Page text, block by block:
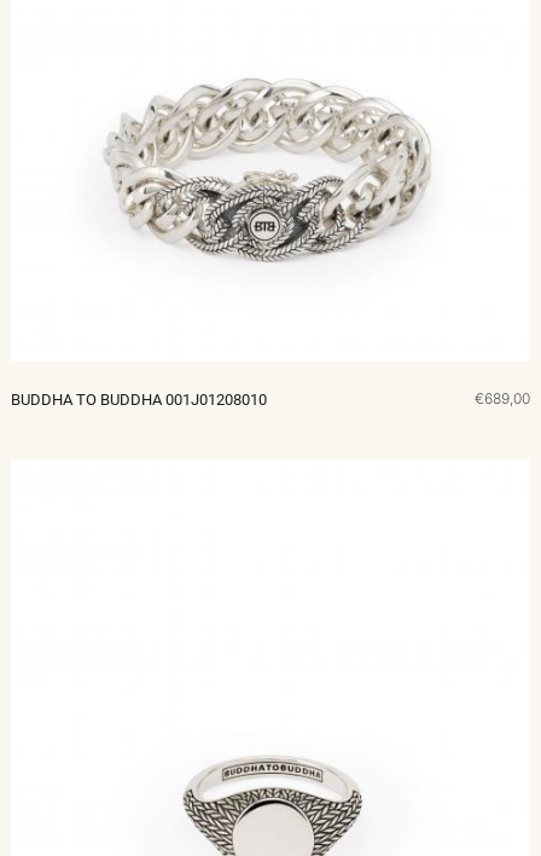
BUDDHA TO BUDDHA 001J01208010 €689,00